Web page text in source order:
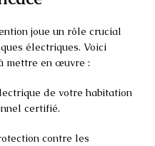
joue un rôle crucial
électriques. Voici
mettre en œuvre :
de votre habitation
certifié.
contre les